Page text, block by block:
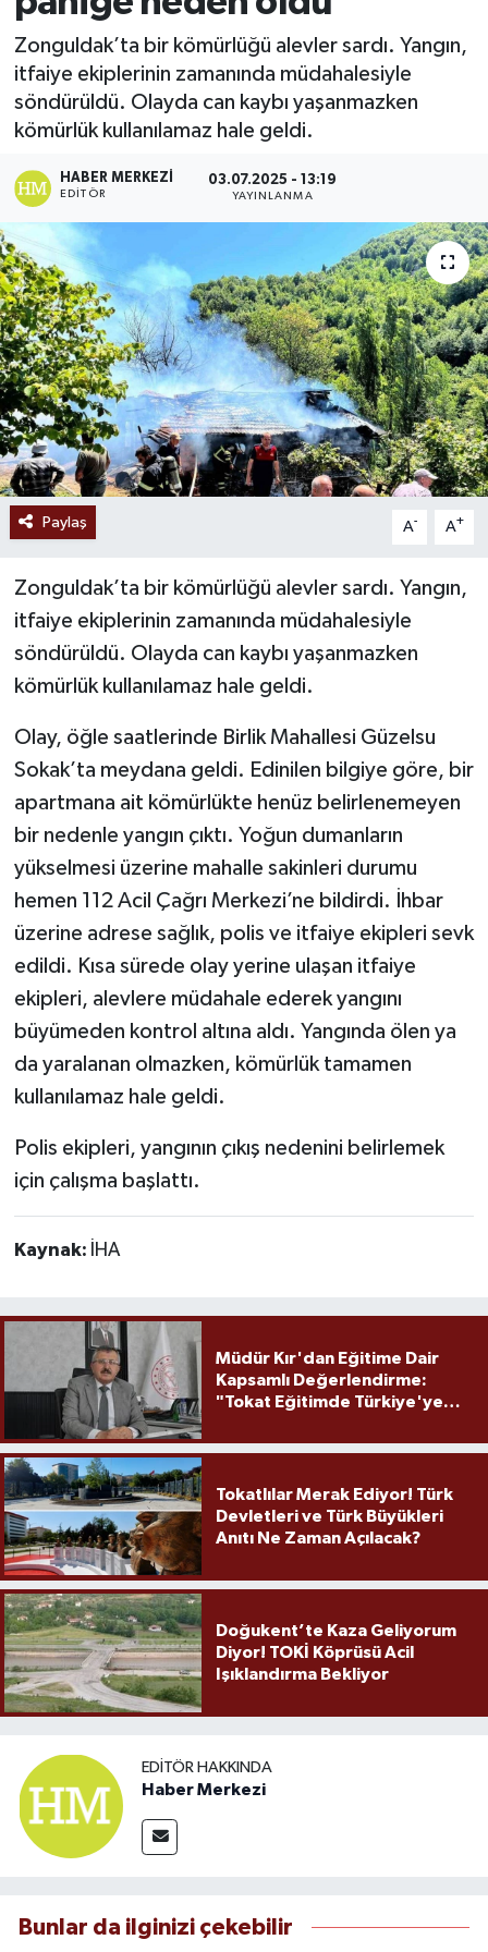
Zonguldak’ta bir kömürlüğü alevler sardı. Yangın,
itfaiye ekiplerinin zamanında müdahalesiyle
söndürüldü. Olayda can kaybı yaşanmazken
kömürlük kullanılamaz hale geldi.
HABER MERKEZI
EDITÖR
03.07.2025 - 13:19
YAYINLANMA
Paylaş A- A+
Zonguldak’ta bir kömürlüğü alevler sardı. Yangın,
itfaiye ekiplerinin zamanında müdahalesiyle
söndürüldü. Olayda can kaybı yaşanmazken
kömürlük kullanılamaz hale geldi.
Olay, öğle saatlerinde Birlik Mahallesi Güzelsu
Sokak’ta meydana geldi. Edinilen bilgiye göre, bir
apartmana ait kömürlükte henüz belirlenemeyen
bir nedenle yangın çıktı. Yoğun dumanların
yükselmesi üzerine mahalle sakinleri durumu
hemen 112 Acil Çağrı Merkezi’ne bildirdi. İhbar
üzerine adrese sağlık, polis ve itfaiye ekipleri sevk
edildi. Kısa sürede olay yerine ulaşan itfaiye
ekipleri, alevlere müdahale ederek yangını
büyümeden kontrol altına aldı. Yangında ölen ya
da yaralanan olmazken, kömürlük tamamen
kullanılamaz hale geldi.
Polis ekipleri, yangının çıkış nedenini belirlemek
için çalışma başlattı.
Kaynak: İHA
Müdür Kır'dan Eğitime Dair
Kapsamlı Değerlendirme:
"Tokat Eğitimde Türkiye'ye
Tokatlılar Merak Ediyor! Türk
Devletleri ve Türk Büyükleri
Anıtı Ne Zaman Açılacak?
Doğukent’te Kaza Geliyorum
Diyor! TOKİ Köprüsü Acil
Işıklandırma Bekliyor
EDITÖR HAKKINDA
Haber Merkezi
Bunlar da ilginizi çekebilir
Ekonomi
Sağlık